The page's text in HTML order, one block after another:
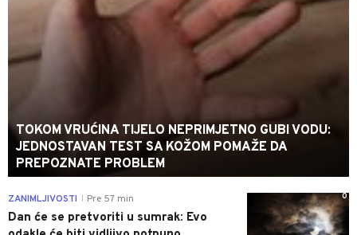
TOKOM VRUĆINA TIJELO NEPRIMJETNO GUBI VODU:
JEDNOSTAVAN TEST SA KOŽOM POMAŽE DA
PREPOZNATE PROBLEM
0
ZANIMLJIVOSTI Pre 57 min
Dan će se pretvoriti u sumrak: Evo